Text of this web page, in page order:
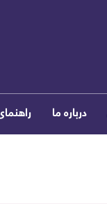
درباره ما